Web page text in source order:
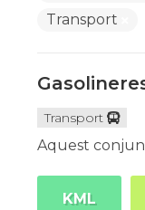
Transport
Transport
Aquest
KML